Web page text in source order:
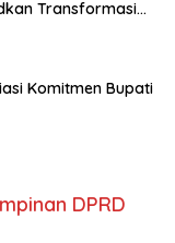
Transformasi
Komitmen Bupati
DPRD